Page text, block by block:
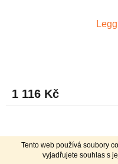
Tento web používá soubory
vyjadřujete souhlas s
je
4,6
hvězdiček.
1 116 Kč